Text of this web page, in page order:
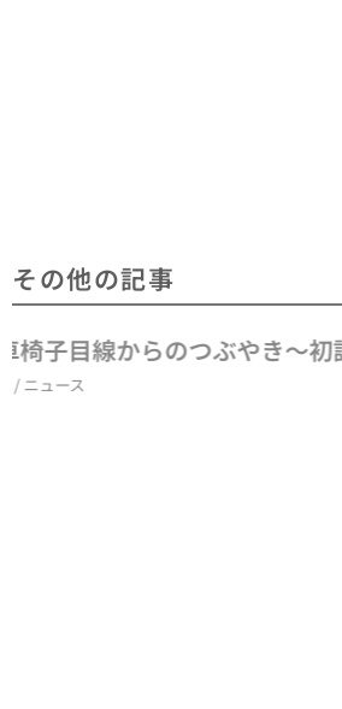
その他の記事
伸也の車いす目線からのつ
5月 22, 2024